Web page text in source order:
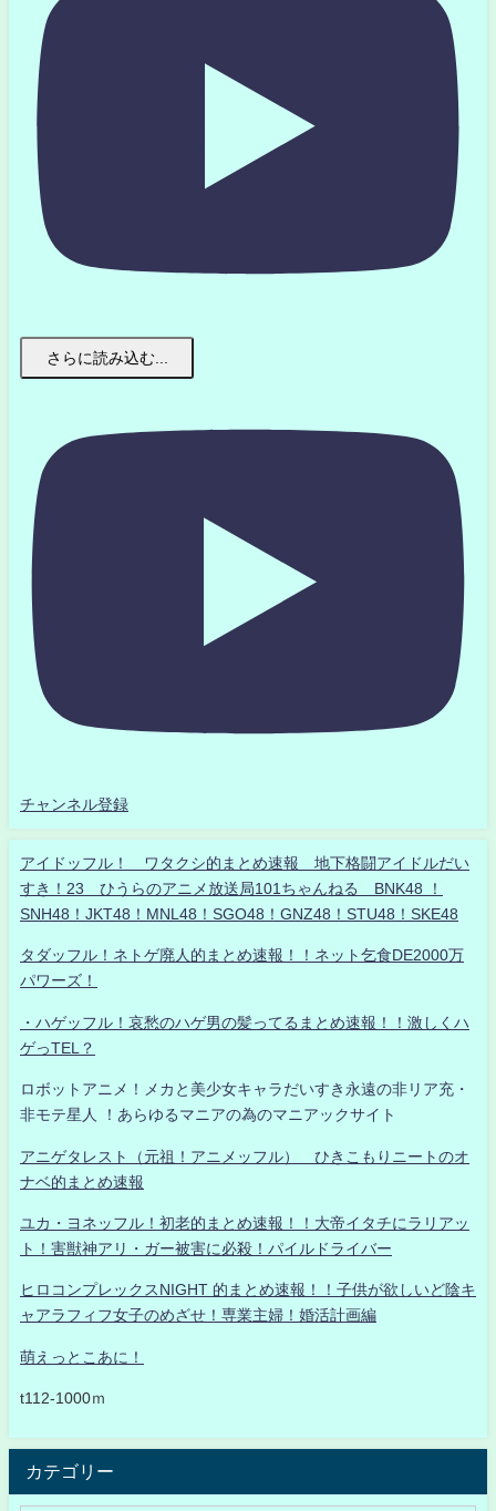
さらに読み込む...
チャンネル登録
アイドッフル！ ワタクシ的まとめ速報 地下格闘アイドルだい
すき！23 ひうらのアニメ放送局101ちゃんねる BNK48 ！
SNH48！JKT48！MNL48！SGO48！GNZ48！STU48！SKE48
タダッフル！ネトゲ廃人的まとめ速報！！ネット乞食DE2000万
パワーズ！
・ハゲッフル！哀愁のハゲ男の髪ってるまとめ速報！！激しくハ
ゲっTEL？
ロボットアニメ！メカと美少女キャラだいすき永遠の非リア充・
非モテ星人 ！あらゆるマニアの為のマニアックサイト
アニゲタレスト（元祖！アニメッフル） ひきこもりニートのオ
ナベ的まとめ速報
ユカ・ヨネッフル！初老的まとめ速報！！大帝イタチにラリアッ
ト！害獣神アリ・ガー被害に必殺！パイルドライバー
ヒロコンプレックスNIGHT 的まとめ速報！！子供が欲しいど陰キ
ャアラフィフ女子のめざせ！専業主婦！婚活計画編
萌えっとこあに！
t112-1000ｍ
カテゴリー